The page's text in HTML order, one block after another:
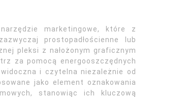
marketingowe, które z
prostopadłościenne lub
pleksi z nałożonym graficznym
za pomocą energooszczędnych
i czytelna niezależnie od
jako element oznakowania
stanowiąc ich kluczową